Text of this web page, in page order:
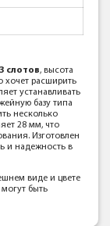
слотов, высота
хочет расширить
устанавливать
базу типа
несколько
28 мм, что
Изготовлен
и надежность в
виде и цвете
быть